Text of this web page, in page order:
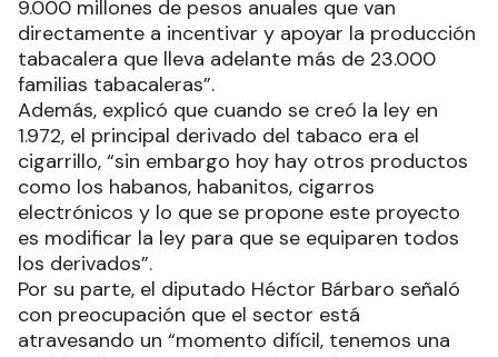
9.000 millones de pesos anuales que van
directamente a incentivar y apoyar la producción
tabacalera que lleva adelante más de 23.000
familias tabacaleras”.
Además, explicó que cuando se creó la ley en
1.972, el principal derivado del tabaco era el
cigarrillo, “sin embargo hoy hay otros productos
como los habanos, habanitos, cigarros
electrónicos y lo que se propone este proyecto
es modificar la ley para que se equiparen todos
los derivados”.
Por su parte, el diputado Héctor Bárbaro señaló
con preocupación que el sector está
atravesando un “momento difícil, tenemos una